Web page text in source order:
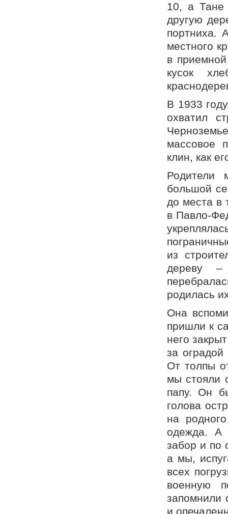
10, а Тане
другую
портниха.
местного
в
кусок
В 1933
охватил
массовое
клин, как
Родители
большой
до места в
в Павло-
из
дереву –
родилась
Она
пришли к
него
за
От толпы
мы стояли
папу. Он
голова
на
одежда. А
забор и по
а мы,
всех
военную
запомнили
и